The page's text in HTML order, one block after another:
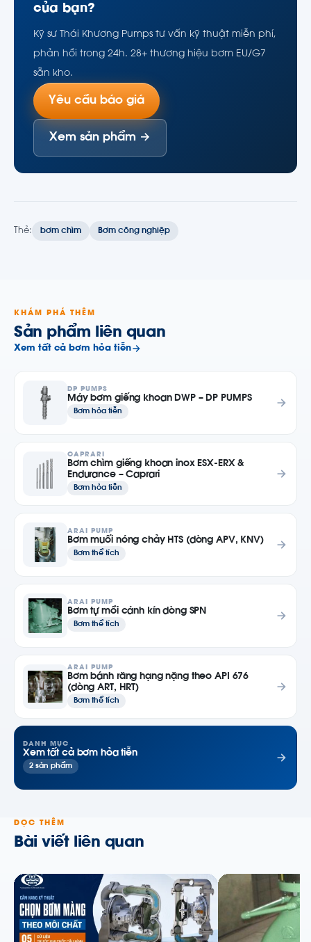
của bạn?
Kỹ sư Thái Khương Pumps tư vấn kỹ thuật miễn phí,
phản hồi trong 24h. 28+ thương hiệu bơm EU/G7
sẵn kho.
Yêu cầu báo giá
Xem sản phẩm →
Thẻ: bơm chìm Bơm công nghiệp
KHÁM PHÁ THÊM
Sản phẩm liên quan
Xem tất cả bơm hỏa tiễn
DP PUMPS
Máy bơm giếng khoan DWP – DP PUMPS
Bơm hỏa tiễn
CAPRARI
Bơm chìm giếng khoan inox ESX-ERX &
Endurance – Caprari
Bơm hỏa tiễn
ARAI PUMP
Bơm muối nóng chảy HTS (dòng APV, KNV)
Bơm thể tích
ARAI PUMP
Bơm tự mồi cánh kín dòng SPN
Bơm thể tích
ARAI PUMP
Bơm bánh răng hạng nặng theo API 676
(dòng ART, HRT)
Bơm thể tích
DANH MỤC
Xem tất cả bơm hỏa tiễn
2 sản phẩm
ĐỌC THÊM
Bài viết liên quan